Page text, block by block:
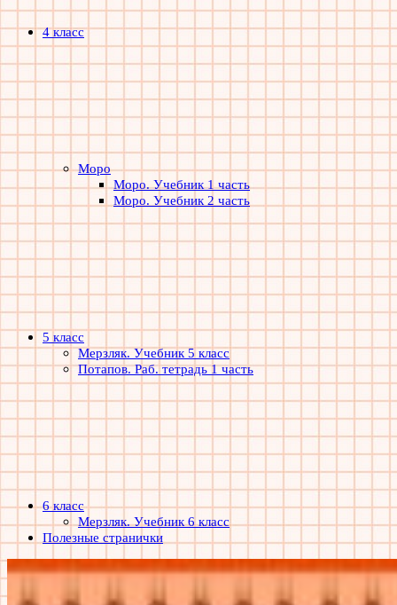
4 класс
Моро
Моро. Учебник 1 часть
Моро. Учебник 2 часть
5 класс
Мерзляк. Учебник 5 класс
Потапов. Раб. тетрадь 1 часть
6 класс
Мерзляк. Учебник 6 класс
Полезные странички